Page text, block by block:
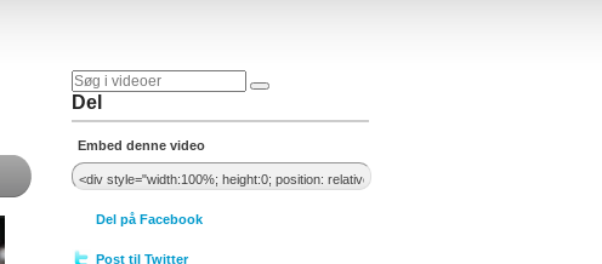
Del
Embed denne video
Del på Facebook
Post til Twitter